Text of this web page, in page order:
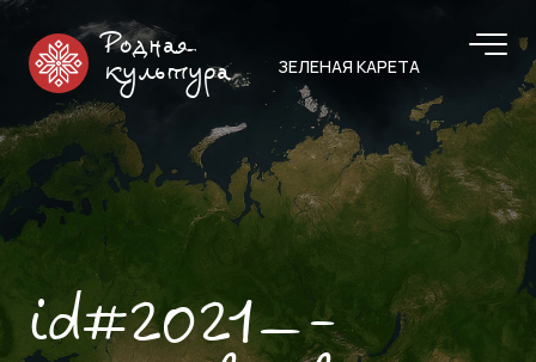
Родная
культура
ЗЕЛЕНАЯ КАРЕТА
id#2021—-